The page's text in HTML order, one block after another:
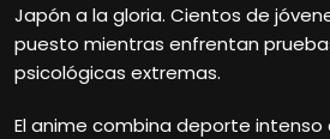
Japón a la gloria. Cientos de
puesto mientras enfrentan
psicológicas extremas.
El anime combina deporte intenso